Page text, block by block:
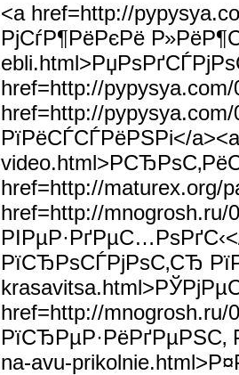
<a href=http://
РјСѓР¶РёРєРё
href=http://
href=http://
РїРёСЃСЃРёРЅРі</
href=http://maturex.org/
href=http://
РїСЂРѕСЃРјРѕС‚СЂ
href=http://
РїСЂРµР·РёРґРµРЅС‚
na-avu-